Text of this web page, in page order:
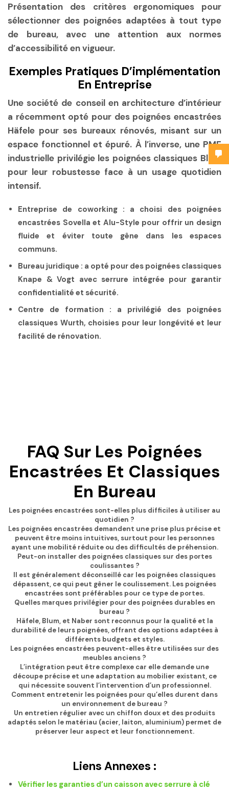
Présentation des critères ergonomiques pour
sélectionner des poignées adaptées à tout type
de bureau, avec une attention aux normes
d’accessibilité en vigueur.
Exemples Pratiques D’implémentation
En Entreprise
Une société de conseil en architecture d’intérieur
a récemment opté pour des poignées encastrées
Häfele pour ses bureaux rénovés, misant sur un
espace fonctionnel et épuré. À l’inverse, une PME
industrielle privilégie les poignées classiques Blum
pour leur robustesse face à un usage quotidien
intensif.
Entreprise de coworking : a choisi des poignées
encastrées Sovella et Alu-Style pour offrir un design
fluide et éviter toute gêne dans les espaces
communs.
Bureau juridique : a opté pour des poignées classiques
Knape & Vogt avec serrure intégrée pour garantir
confidentialité et sécurité.
Centre de formation : a privilégié des poignées
classiques Wurth, choisies pour leur longévité et leur
facilité de rénovation.
FAQ Sur Les Poignées
Encastrées Et Classiques
En Bureau
Les poignées encastrées sont-elles plus difficiles à utiliser au
quotidien ?
Les poignées encastrées demandent une prise plus précise et
peuvent être moins intuitives, surtout pour les personnes
ayant une mobilité réduite ou des difficultés de préhension.
Peut-on installer des poignées classiques sur des portes
coulissantes ?
Il est généralement déconseillé car les poignées classiques
dépassent, ce qui peut gêner le coulissement. Les poignées
encastrées sont préférables pour ce type de portes.
Quelles marques privilégier pour des poignées durables en
bureau ?
Häfele, Blum, et Naber sont reconnus pour la qualité et la
durabilité de leurs poignées, offrant des options adaptées à
différents budgets et styles.
Les poignées encastrées peuvent-elles être utilisées sur des
meubles anciens ?
L’intégration peut être complexe car elle demande une
découpe précise et une adaptation au mobilier existant, ce
qui nécessite souvent l’intervention d’un professionnel.
Comment entretenir les poignées pour qu’elles durent dans
un environnement de bureau ?
Un entretien régulier avec un chiffon doux et des produits
adaptés selon le matériau (acier, laiton, aluminium) permet de
préserver leur aspect et leur fonctionnement.
Liens Annexes :
Vérifier les garanties d’un caisson avec serrure à clé